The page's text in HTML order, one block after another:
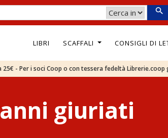
LIBRI SCAFFALI CONSIGLI DI
- Per i soci Coop o con tessera fedeltà
giuriati